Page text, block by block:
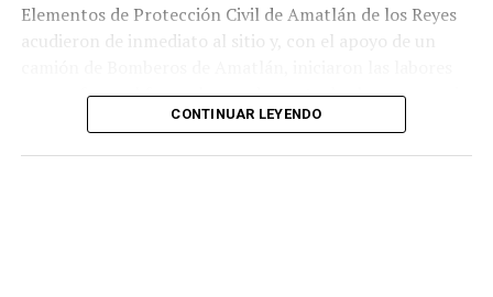
Elementos de Protección Civil de Amatlán de los Reyes
acudieron de inmediato al sitio y, con el apoyo de un
para sofocar el fuego, logrando controlar la emergencia
tras varios minutos de trabajo.
CONTINUAR LEYENDO